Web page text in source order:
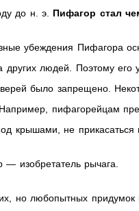
до н. э. Пифагор стал
убеждения Пифагора
других людей. Поэтому его
было запрещено.
пифагорейцам
крышами, не прикасаться
— изобретатель рычага.
но любопытных придумок